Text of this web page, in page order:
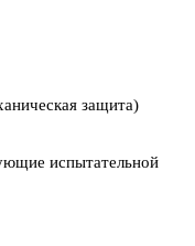
защита)
испытательной